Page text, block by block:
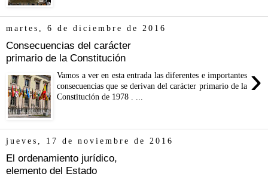
martes, 6 de diciembre de 2016
Consecuencias del carácter
primario de la Constitución
›
Vamos a ver en esta entrada las diferentes e importantes
consecuencias que se derivan del carácter primario de la
Constitución de 1978 . ...
jueves, 17 de noviembre de 2016
El ordenamiento jurídico,
elemento del Estado